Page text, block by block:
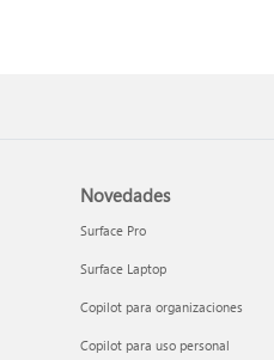
Novedades
Surface Pro
Surface Laptop
Copilot para organizaciones
Copilot para uso personal